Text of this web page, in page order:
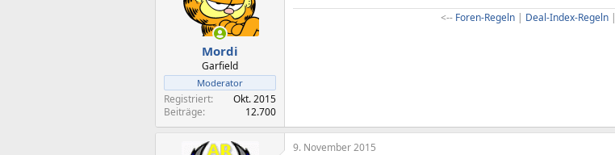
Mordi
Garfield
Moderator
Registriert
Okt. 2015
Beiträge
12.700
<-- Foren-Regeln| Deal-Index-Regeln|
9. November 2015